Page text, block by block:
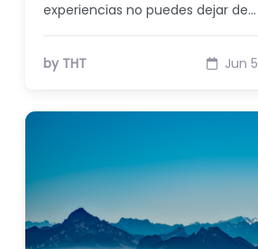
experiencias no puedes dejar de…
by THT Jun 5